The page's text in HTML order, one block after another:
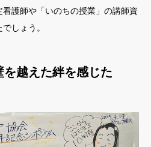
護師や「いのちの授業」の講師資
しょう。
を越えた絆を感じた